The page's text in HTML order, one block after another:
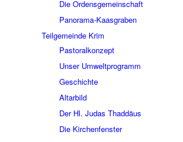
Die Ordensgemeinschaft
Panorama-Kaasgraben
Teilgemeinde Krim
Pastoralkonzept
Unser Umweltprogramm
Geschichte
Altarbild
Der Hl. Judas Thaddäus
Die Kirchenfenster